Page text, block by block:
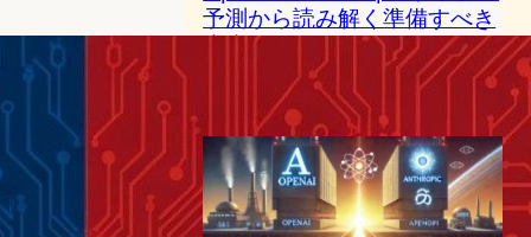
予測から読み解く準備すべき
未来
AI（人工知能）ニュース
2024年11月11日8:06